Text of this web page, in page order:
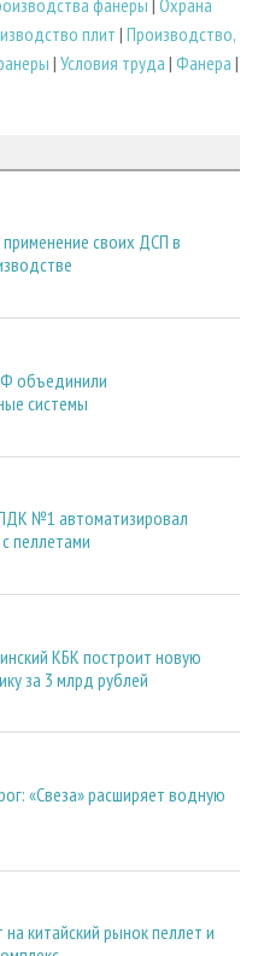
плит | Производство,
| Условия труда | Фанера |
применение своих ДСП в
объединили
системы
№1 автоматизировал
пеллетами
КБК построит новую
за 3 млрд рублей
«Свеза» расширяет водную
китайский рынок пеллет и